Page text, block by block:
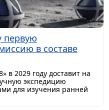
первую
в составе
в 2029 году доставит на
экспедицию
для изучения ранней